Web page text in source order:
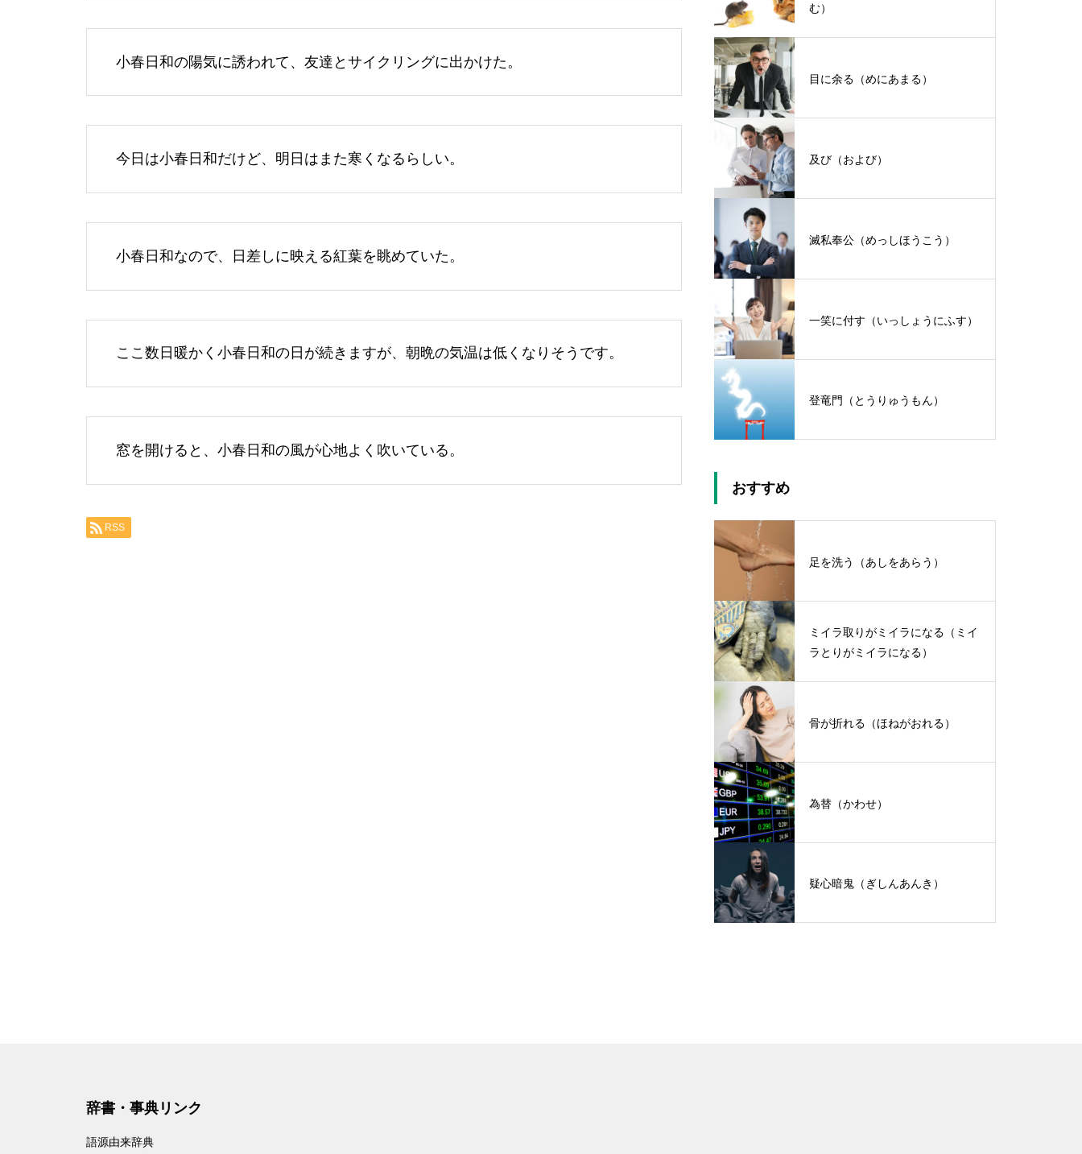
小春日和の陽気に誘われて、友達とサイクリングに出かけた。
今日は小春日和だけど、明日はまた寒くなるらしい。
小春日和なので、日差しに映える紅葉を眺めていた。
ここ数日暖かく小春日和の日が続きますが、朝晩の気温は低くなりそうです。
窓を開けると、小春日和の風が心地よく吹いている。
RSS
む）
目に余る（めにあまる）
及び（および）
滅私奉公（めっしほうこう）
一笑に付す（いっしょうにふす）
登竜門（とうりゅうもん）
おすすめ
足を洗う（あしをあらう）
ミイラ取りがミイラになる（ミイ
ラとりがミイラになる）
骨が折れる（ほねがおれる）
為替（かわせ）
疑心暗鬼（ぎしんあんき）
辞書・事典リンク
語源由来辞典